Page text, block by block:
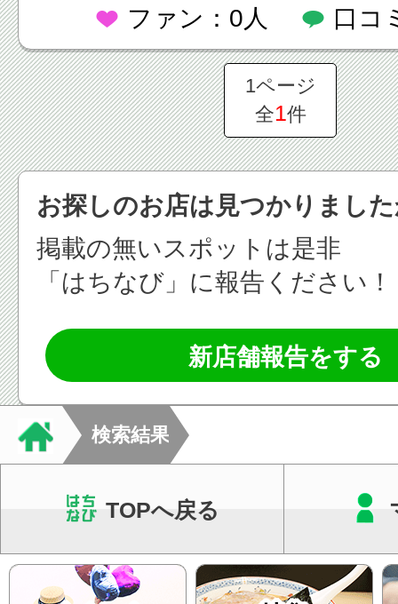
ファン：0人 口コ
1ページ
全1件
お探しのお店は見つかりまし
掲載の無いスポットは是非
「はちなび」に報告ください！
新店舗報告をする
検索結果
TOPへ戻る